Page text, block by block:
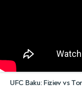
UFC Baku: Fiziev vs